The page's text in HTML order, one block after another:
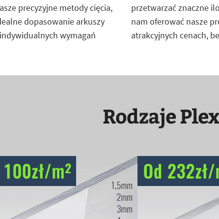
precyzyjne metody cięcia,
dopasowanie arkuszy
wymagań
przetwarzać znaczne
nam oferować nasze
atrakcyjnych cenach,
Rodzaje